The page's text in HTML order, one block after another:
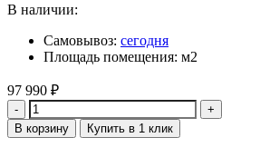
В наличии:
Самовывоз: сегодня
Площадь помещения: м2
97 990 ₽
Количество
В корзину Купить в 1 клик